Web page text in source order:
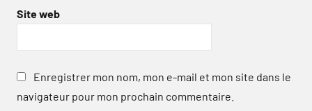
Site web
Enregistrer mon nom, mon e-mail et mon site dans le
navigateur pour mon prochain commentaire.